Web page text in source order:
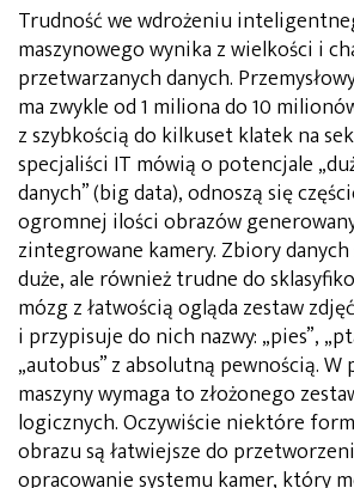
Trudność we wdrożeniu
maszynowego wynika z wielkości i
przetwarzanych danych.
ma zwykle od 1 miliona do 10
z szybkością do kilkuset klatek na
specjaliści IT mówią o potencjale
danych” (big data), odnoszą się
ogromnej ilości obrazów
zintegrowane kamery. Zbiory
duże, ale również trudne do
mózg z łatwością ogląda zestaw
i przypisuje do nich nazwy: „pies”,
„autobus” z absolutną pewnością. W
maszyny wymaga to złożonego
logicznych. Oczywiście niektóre
obrazu są łatwiejsze do
opracowanie systemu kamer, który